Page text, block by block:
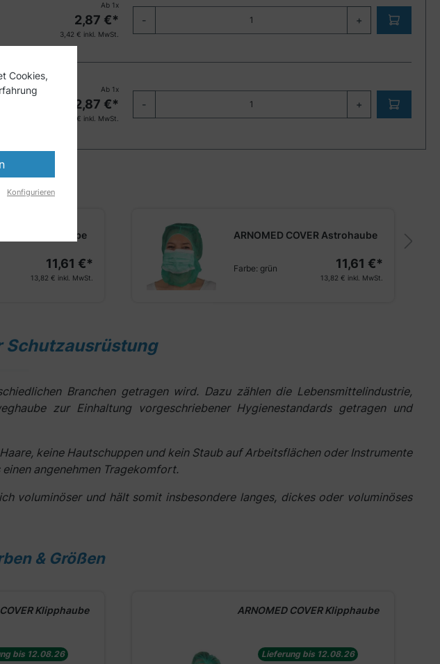
Ab 1 x
2,87 €*
3,42 € inkl. MwSt.
- +
Ab 1 x
2,87 €*
€ inkl. MwSt.
- +
Astrohaube
11,61 €*
13,82 € inkl. MwSt.
ARNOMED COVER Astrohaube
Farbe: grün 11,61 €*
13,82 € inkl. MwSt.
Schutzausrüstung
Branchen getragen wird. Dazu zählen die Lebensmittelindustrie,
zur Einhaltung vorgeschriebener Hygienestandards getragen und
keine Hautschuppen und kein Staub auf Arbeitsflächen oder Instrumente
angenehmen Tragekomfort.
voluminöser und hält somit insbesondere langes, dickes oder voluminöses
& Größen
Klipphaube
bis 12.08.26
ARNOMED COVER Klipphaube
Lieferung bis 12.08.26
Cookies,
Konfigurieren